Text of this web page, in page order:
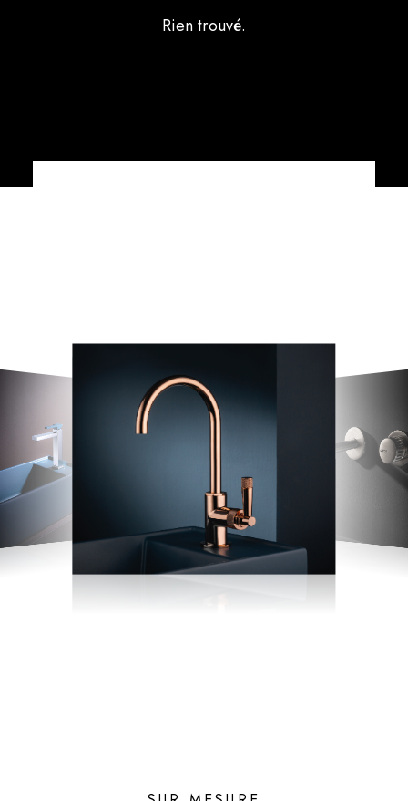
Rien trouvé.